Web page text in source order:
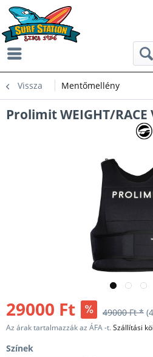
Vissza Mentőmellény
Prolimit WEIGHT/RACE
29000 Ft 49000 Ft *
Az árak tartalmazzák az ÁFA -t.Szállítási
Színek